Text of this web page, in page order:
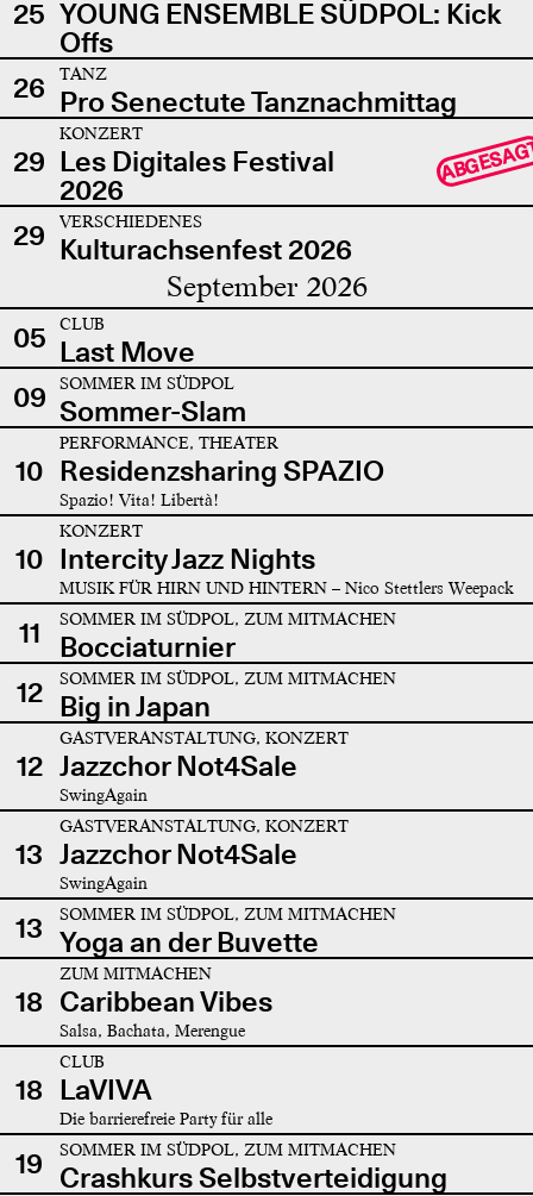
25 YOUNG ENSEMBLE SÜDPOL: Kick
Offs
26
TANZ
Pro Senectute Tanznachmittag
29
KONZERT
Les Digitales Festival
2026
29 VERSCHIEDENES
Kulturachsenfest 2026
September 2026
05 CLUB
Last Move
09
SOMMER IM SÜDPOL
Sommer-Slam
10
PERFORMANCE, THEATER
Residenzsharing SPAZIO
Spazio! Vita! Libertà!
10
KONZERT
Intercity Jazz Nights
MUSIK FÜR HIRN UND HINTERN – Nico Stettlers Weepack
11 SOMMER IM SÜDPOL, ZUM MITMACHEN
Bocciaturnier
12
SOMMER IM SÜDPOL, ZUM MITMACHEN
Big in Japan
12
GASTVERANSTALTUNG, KONZERT
Jazzchor Not4Sale
SwingAgain
13
GASTVERANSTALTUNG, KONZERT
Jazzchor Not4Sale
SwingAgain
13 SOMMER IM SÜDPOL, ZUM MITMACHEN
Yoga an der Buvette
18
ZUM MITMACHEN
Caribbean Vibes
Salsa, Bachata, Merengue
18
CLUB
LaVIVA
Die barrierefreie Party für alle
19 SOMMER IM SÜDPOL, ZUM MITMACHEN
Crashkurs Selbstverteidigung